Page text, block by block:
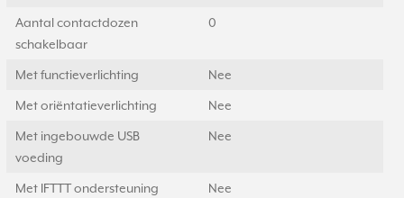
Aantal contactdozen
schakelbaar
0
Met functieverlichting Nee
Met oriëntatieverlichting Nee
Met ingebouwde USB
voeding
Nee
Met IFTTT ondersteuning Nee